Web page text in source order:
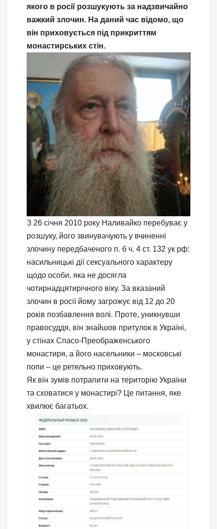
якого в росії розшукують за надзвичайно
важкий злочин. На даний час відомо, що
він приховується під прикриттям
монастирських стін.
З 26 січня 2010 року Наливайко перебуває у
розшуку, його звинувачують у вчиненні
злочину передбаченого п. б ч. 4 ст. 132 ук рф:
насильницькі дії сексуального характеру
щодо особи, яка не досягла
чотирнадцятирічного віку. За вказаний
злочин в росії йому загрожує від 12 до 20
років позбавлення волі. Проте, уникнувши
правосуддя, він знайшов притулок в Україні,
у стінах Спасо-Преображенського
монастиря, а його насельники – московські
попи – це ретельно приховують.
Як він зумів потрапити на територію України
та сховатися у монастирі? Це питання, яке
хвилює багатьох.